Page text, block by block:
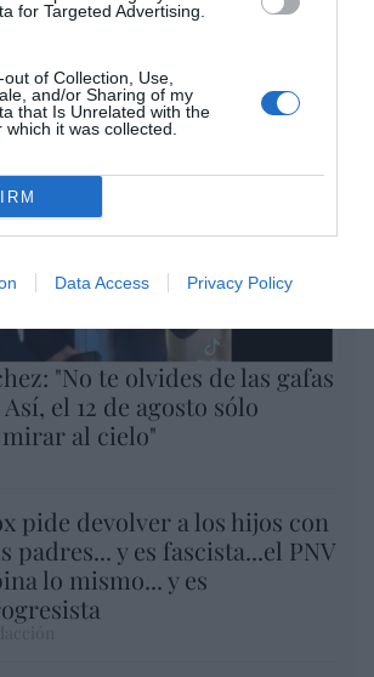
for Targeted Advertising.
of Collection, Use,
and/or Sharing of my
that Is Unrelated with the
it was collected.
Data Access Privacy Policy
"No te olvides de las gafas
el 12 de agosto sólo
al cielo"
pide devolver a los hijos con
padres... y es fascista...el PNV
lo mismo... y es